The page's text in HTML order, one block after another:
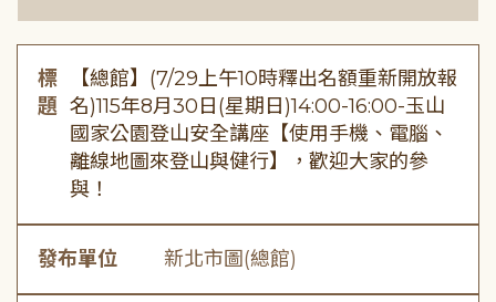
標
題
【總館】(7/29上午10時釋出名額重新開放報
名)115年8月30日(星期日)14:00-16:00-玉山
國家公園登山安全講座【使用手機、電腦、
離線地圖來登山與健行】，歡迎大家的參
與！
發布單位 新北市圖(總館)